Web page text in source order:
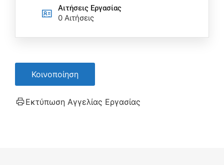
Αιτήσεις Eργασίας
0 Αιτήσεις
Κοινοποίηση
Εκτύπωση Αγγελίας Εργασίας